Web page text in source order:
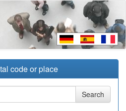
code or place